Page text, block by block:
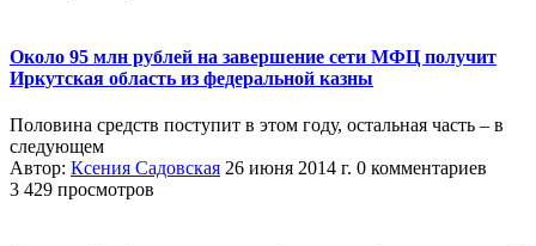
Около 95 млн рублей на завершение сети МФЦ получит
Иркутская область из федеральной казны
Половина средств поступит в этом году, остальная часть – в
следующем
Автор: Ксения Садовская 26 июня 2014 г. 0 комментариев
3 429 просмотров